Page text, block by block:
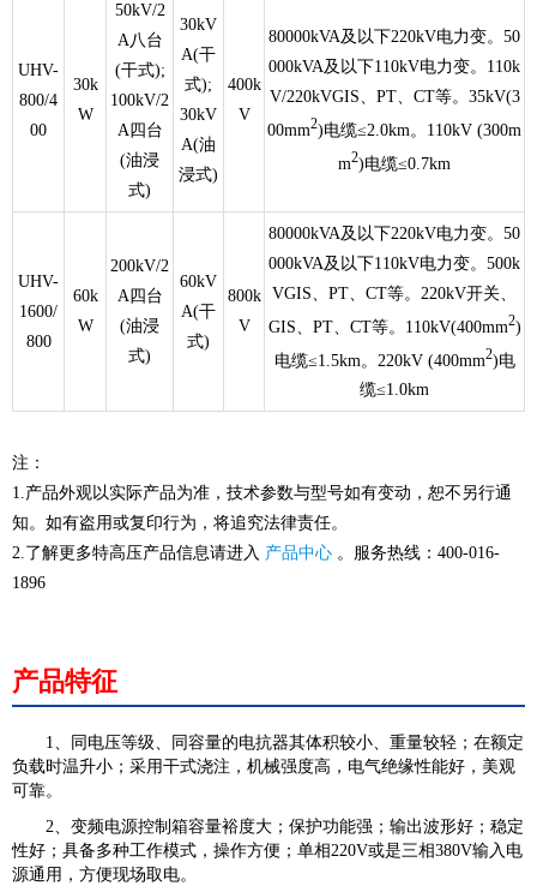
UHV-
800/4
00
30k
W
50kV/2
A八台
(干式);
100kV/2
A四台
(油浸
式)
30kV
A(干
式);
30kV
A(油
浸式)
400k
V
80000kVA及以下220kV电力变。50
000kVA及以下110kV电力变。110k
V/220kVGIS、PT、CT等。35kV(3
00mm2)电缆≤2.0km。110kV (300m
m2)电缆≤0.7km
UHV-
1600/
800
60k
W
200kV/2
A四台
(油浸
式)
60kV
A(干
式)
800k
V
80000kVA及以下220kV电力变。50
000kVA及以下110kV电力变。500k
VGIS、PT、CT等。220kV开关、
GIS、PT、CT等。110kV(400mm2)
电缆≤1.5km。220kV (400mm2)电
缆≤1.0km
注：
1.产品外观以实际产品为准，技术参数与型号如有变动，恕不另行通
知。如有盗用或复印行为，将追究法律责任。
2.了解更多特高压产品信息请进入 产品中心 。服务热线：400-016-
1896
产品特征
1、同电压等级、同容量的电抗器其体积较小、重量较轻；在额定
负载时温升小；采用干式浇注，机械强度高，电气绝缘性能好，美观
可靠。
2、变频电源控制箱容量裕度大；保护功能强；输出波形好；稳定
性好；具备多种工作模式，操作方便；单相220V或是三相380V输入电
源通用，方便现场取电。